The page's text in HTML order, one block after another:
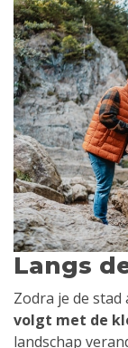
Langs
Zodra je de stad
volgt met de
landschap